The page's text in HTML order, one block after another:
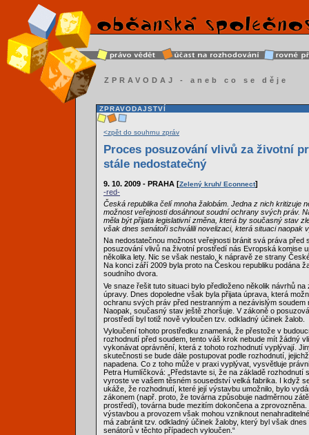
ZPRAVODAJ - aneb co se děje
ZPRAVODAJSTVÍ
<zpět do souhrnu zpráv
Proces posuzování vlivů za životní
stále nedostatečný
9. 10. 2009 - PRAHA [Zelený kruh/ Econnect]
-red-
Česká republika čelí mnoha žalobám. Jedna z nich kritizuje
možnost veřejnosti dosáhnout soudní ochrany svých práv.
měla být přijata legislativní změna, která by současný stav
však dnes senátoři schválili novelizaci, která situaci naopak
Na nedostatečnou možnost veřejnosti bránit svá práva před
posuzování vlivů na životní prostředí nás Evropská komise
několika lety. Nic se však nestalo, k nápravě ze strany
Na konci září 2009 byla proto na Českou republiku podána
soudního dvora.
Ve snaze řešit tuto situaci bylo předloženo několik návrhů na
úpravy. Dnes dopoledne však byla přijata úprava, která
ochranu svých práv před nestranným a nezávislým soudem
Naopak, současný stav ještě zhoršuje. V zákoně o
prostředí byl totiž nově vyloučen tzv. odkladný účinek žalob.
Vyloučení tohoto prostředku znamená, že přestože v
rozhodnutí před soudem, tento váš krok nebude mít žádný
vykonávat oprávnění, která z tohoto rozhodnutí vyplývají.
skutečnosti se bude dále postupovat podle rozhodnutí,
napadena. Co z toho může v praxi vyplývat, vysvětluje
Petra Humlíčková: „Představte si, že na základě rozhodnutí
vyroste ve vašem těsném sousedství velká fabrika. I když
ukáže, že rozhodnutí, které její výstavbu umožnilo, bylo
zákonem (např. proto, že továrna způsobuje nadměrnou
prostředí), továrna bude mezitím dokončena a zprovozněna.
výstavbou a provozem však mohou vzniknout
má zabránit tzv. odkladný účinek žaloby, který byl však
senátorů v těchto případech vyloučen.“